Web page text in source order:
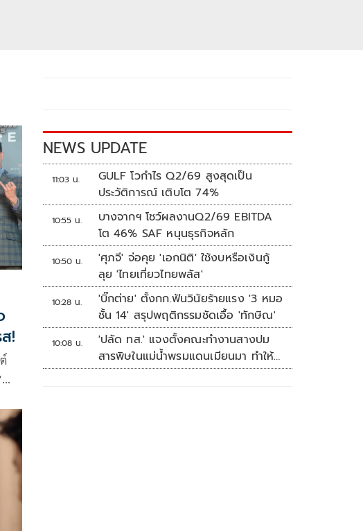
!
NEWS UPDATE
11:03 น.
GULF โวกำไร Q2/69 สูงสุดเป็น
ประวัติการณ์ เติบโต 74%
10:55 น.
บางจากฯ โชว์ผลงานQ2/69 EBITDA
โต 46% SAF หนุนธุรกิจหลัก
10:50 น.
'ศุภจี' จ่อคุย 'เอกนิติ' ใช้งบหรือเงินกู้
ลุย 'ไทยเที่ยวไทยพลัส'
10:28 น.
'บิ๊กต่าย' ตั้งกก.ฟันวินัยร้ายแรง '3 หมอ
ชั้น 14' สรุปพฤติกรรมชัดเอื้อ 'ทักษิณ'
10:08 น.
'ปลัด ทส.' แจงตั้งคณะทำงานสางปม
สารพิษในแม่น้ำพรมแดนเมียนมา ทำให้
แก้ปัญหารวดเร็ว